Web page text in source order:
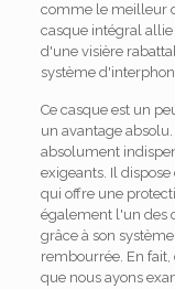
comme le meilleur
casque intégral
d'une visière
système
Ce casque est un
un avantage
absolument
exigeants. Il
qui offre une
également l'un des
grâce à son
rembourrée. En
que nous ayons